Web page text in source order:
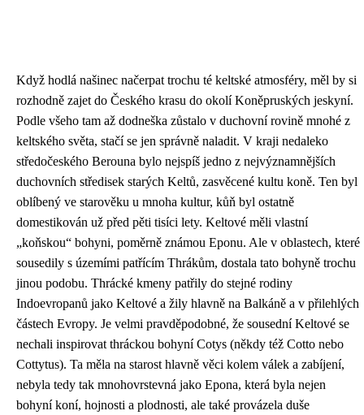
Když hodlá našinec načerpat trochu té keltské atmosféry, měl by si
rozhodně zajet do Českého krasu do okolí Koněpruských jeskyní.
Podle všeho tam až dodneška zůstalo v duchovní rovině mnohé z
keltského světa, stačí se jen správně naladit. V kraji nedaleko
středočeského Berouna bylo nejspíš jedno z nejvýznamnějších
duchovních středisek starých Keltů, zasvěcené kultu koně. Ten byl
oblíbený ve starověku u mnoha kultur, kůň byl ostatně
domestikován už před pěti tisíci lety. Keltové měli vlastní
„koňskou“ bohyni, poměrně známou Eponu. Ale v oblastech, které
sousedily s územími patřícím Thrákům, dostala tato bohyně trochu
jinou podobu. Thrácké kmeny patřily do stejné rodiny
Indoevropanů jako Keltové a žily hlavně na Balkáně a v přilehlých
částech Evropy. Je velmi pravděpodobné, že sousední Keltové se
nechali inspirovat thráckou bohyní Cotys (někdy též Cotto nebo
Cottytus). Ta měla na starost hlavně věci kolem válek a zabíjení,
nebyla tedy tak mnohovrstevná jako Epona, která byla nejen
bohyní koní, hojnosti a plodnosti, ale také provázela duše